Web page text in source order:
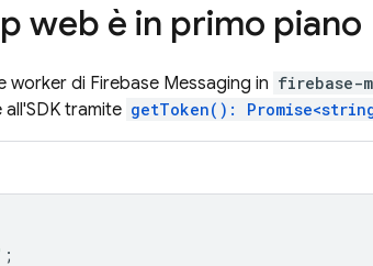
web è in primo piano
worker di Firebase Messaging in firebase-
tramite getToken():
;